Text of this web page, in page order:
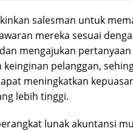
salesman untuk
mereka sesuai
mengajukan
pelanggan,
meningkatkan
lebih tinggi.
lunak akuntansi